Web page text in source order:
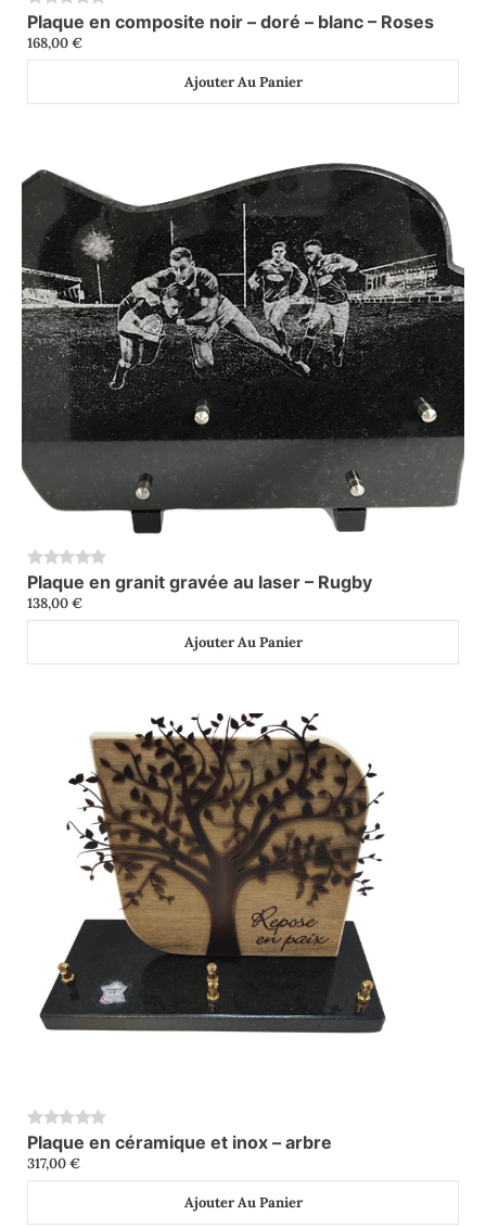
0
Plaque en composite noir – doré – blanc – Roses
168,00€
Ajouter Au Panier
0
Plaque en granit gravée au laser – Rugby
138,00€
Ajouter Au Panier
0
Plaque en céramique et inox – arbre
317,00€
Ajouter Au Panier